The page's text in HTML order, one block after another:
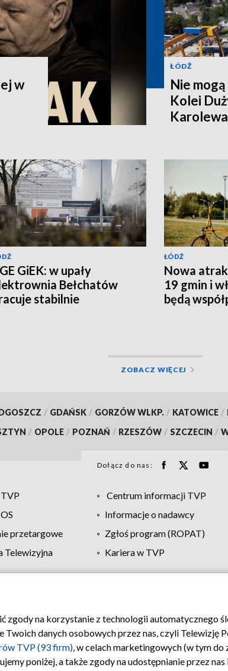
w
ŁÓDŹ
Nie
Kolei
GiEK: w upały
Bełchatów
stabilnie
ŁÓDŹ
Nowa
19 gmin i
będą
ZOBACZ WIĘCEJ
/ GDAŃSK / GORZÓW WLKP. / KATOWICE /
/ OPOLE / POZNAŃ / RZESZÓW / SZCZECIN /
Dołącz do nas:
Centrum informacji TVP
Informacje o nadawcy
przetargowe Zgłoś program (ROPAT)
Telewizyjna Kariera w TVP
Polityka prywatności Moje zgody Pomoc
na korzystanie z technologii automatycznego
danych osobowych przez nas, czyli Telewizję
TVP (93 firm), w celach marketingowych (w tym
poniżej, a także zgody na udostępnianie przez